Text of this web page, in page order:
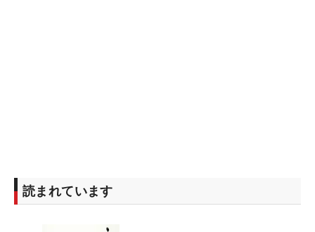
読まれています